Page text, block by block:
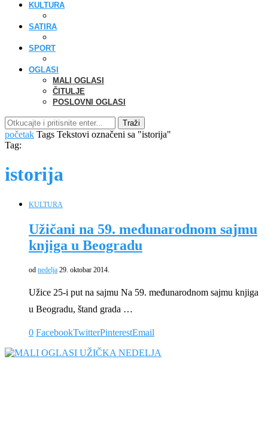
KULTURA
SATIRA
SPORT
OGLASI
MALI OGLASI
ČITULJE
POSLOVNI OGLASI
Traži
početak Tags Tekstovi označeni sa "istorija"
Tag:
istorija
KULTURA
Užičani na 59. međunarodnom sajmu
knjiga u Beogradu
od nedelja 29. oktobar 2014.
Užice 25-i put na sajmu Na 59. međunarodnom sajmu knjiga
u Beogradu, štand grada …
0 FacebookTwitterPinterestEmail